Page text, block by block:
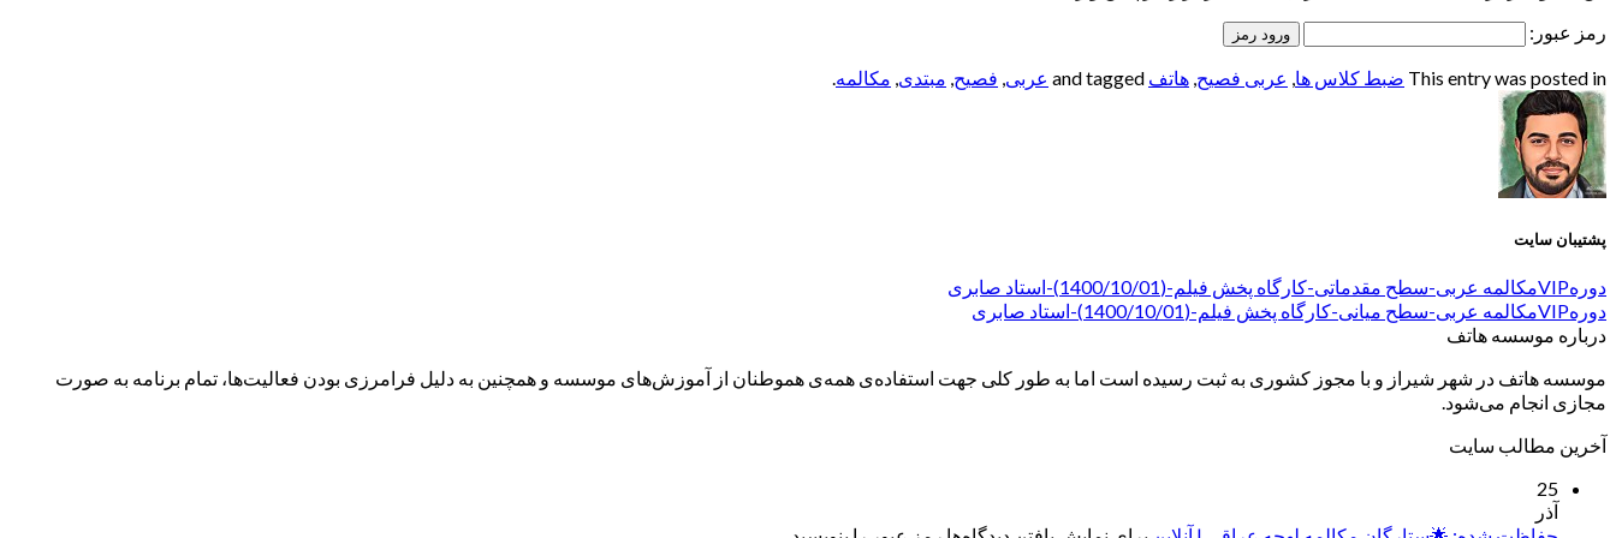
رمز عبور:
This entry was posted in ضبط کلاس ها, عربی فصیح, هاتف عربی, فصیح, مبتدی, مکالمه.
پشتیبان سایت
دورهVIPمکالمه عربی-سطح مقدماتی-کارگاه پخش فیلم-(1400/10/01)-استاد صابری
دورهVIPمکالمه عربی-سطح میانی-کارگاه پخش فیلم-(1400/10/01)-استاد صابری
درباره موسسه هاتف
موسسه هاتف در شهر شیراز و با مجوز کشوری به ثبت رسیده است اما به طور کلی جهت استفاده‌ی همه‌ی هموطنان از آموزش‌های موسسه و همچنین به دلیل فرامرزی بودن فعالیت‌ها، تمام برنامه به صورت
مجازی انجام می‌شود.
آخرین مطالب سایت
25
آذر